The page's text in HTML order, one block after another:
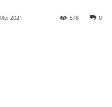
2021 0
578